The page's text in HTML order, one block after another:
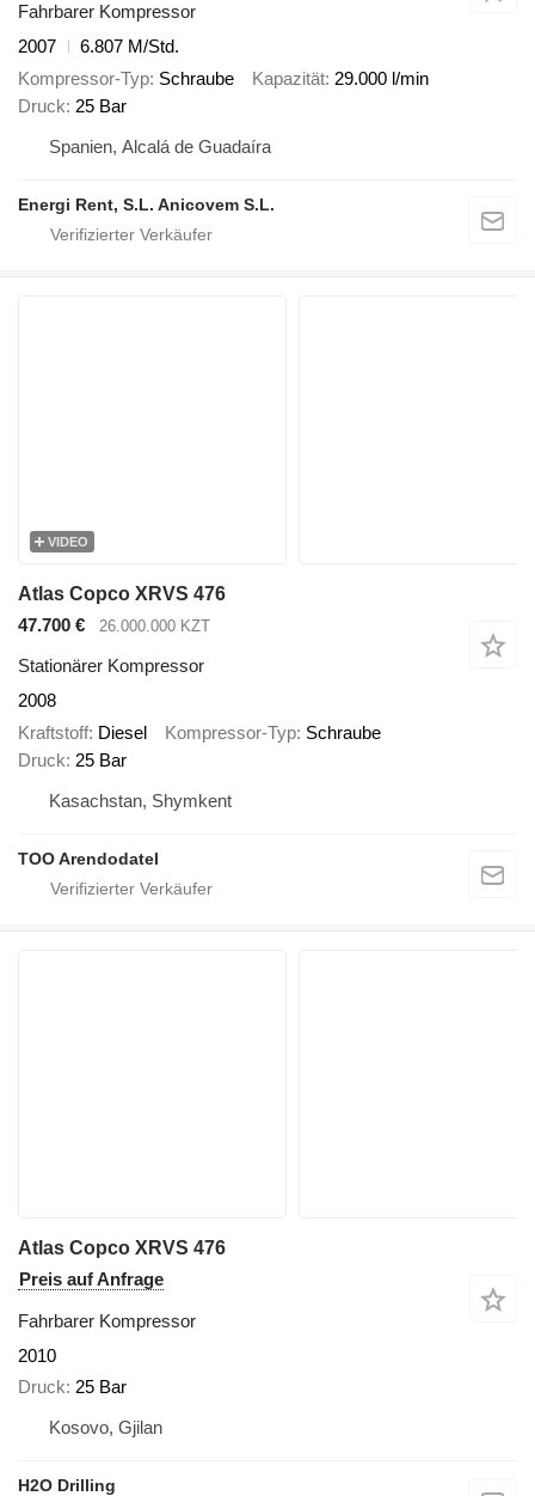
Fahrbarer Kompressor
2007
6.807 M/Std.
Kompressor-Typ Schraube Kapazität 29.000 l/min
Druck 25 Bar
Spanien, Alcalá de Guadaíra
Energi Rent, S.L. Anicovem S.L.
VIDEO
Atlas Copco XRVS 476
47.700 €
26.000.000 KZT
Stationärer Kompressor
2008
Kraftstoff Diesel Kompressor-Typ Schraube
Druck 25 Bar
Kasachstan, Shymkent
TOO Arendodatel
Atlas Copco XRVS 476
Preis auf Anfrage
Fahrbarer Kompressor
2010
Druck 25 Bar
Kosovo, Gjilan
H2O Drilling